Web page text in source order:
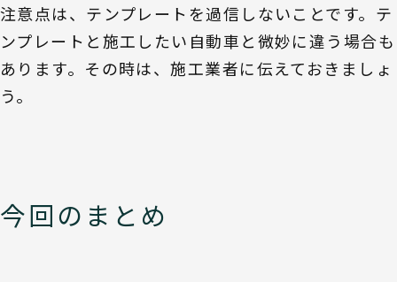
注意点は、テンプレートを過信しないことです。テ
ンプレートと施工したい自動車と微妙に違う場合も
あります。その時は、施工業者に伝えておきましょ
う。
今回のまとめ